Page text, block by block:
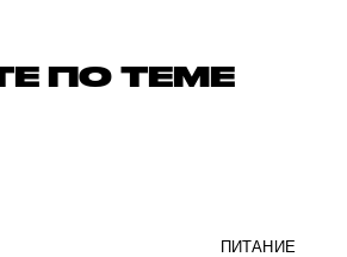
ПО ТЕМЕ
ПИТАНИЕ